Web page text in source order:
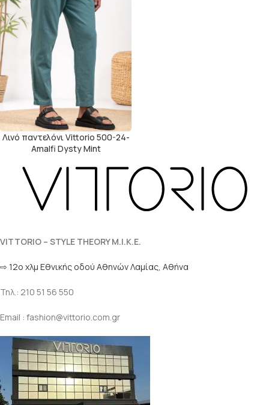
Λινό παντελόνι Vittorio 500-24-
Amalfi Dysty Mint
VITTORIO – STYLE THEORY M.I.K.E.
⇨ 12ο χλμ Eθνικής οδού Αθηνών Λαμίας, Αθήνα
Τηλ.: 210 51 56 550
Email : fashion@vittorio.com.gr